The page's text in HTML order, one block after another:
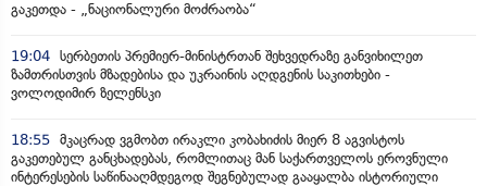
გაკეთდა - „ნაციონალური მოძრაობა“
19:04 სერბეთის პრემიერ-მინისტრთან შეხვედრაზე განვიხილეთ
ზამთრისთვის მზადებისა და უკრაინის აღდგენის საკითხები -
ვოლოდიმირ ზელენსკი
18:55 მკაცრად ვგმობთ ირაკლი კობახიძის მიერ 8 აგვისტოს
გაკეთებულ განცხადებას, რომლითაც მან საქართველოს ეროვნული
ინტერესების საწინააღმდეგოდ შეგნებულად გააყალბა ისტორიული